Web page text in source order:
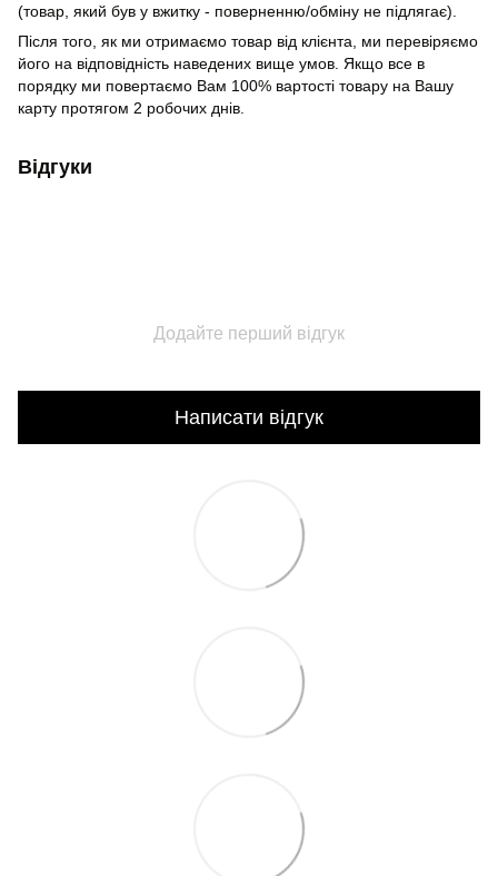
(товар, який був у вжитку - поверненню/обміну не підлягає).
Після того, як ми отримаємо товар від клієнта, ми перевіряємо
його на відповідність наведених вище умов. Якщо все в
порядку ми повертаємо Вам 100% вартості товару на Вашу
карту протягом 2 робочих днів.
Відгуки
Додайте перший відгук
Написати відгук